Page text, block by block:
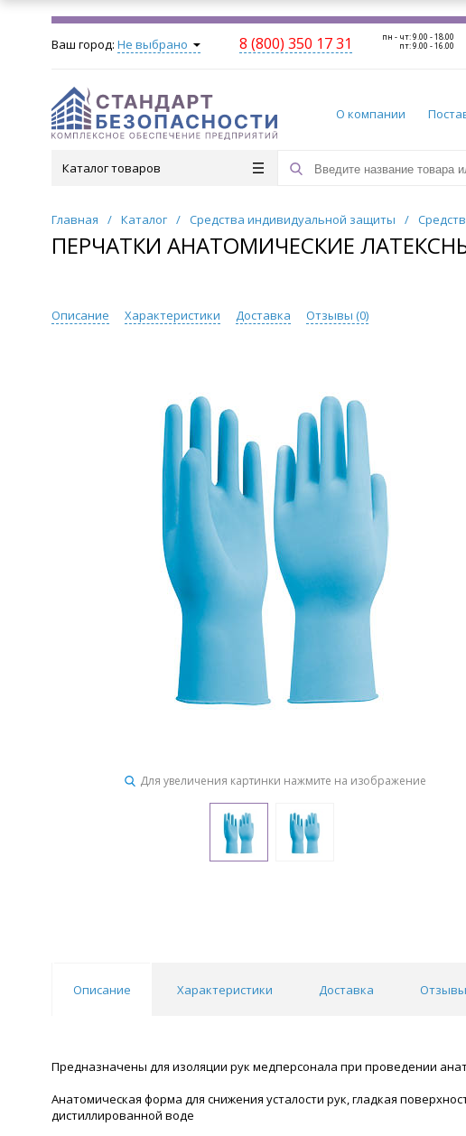
Ваш город: Не выбрано 8 (800) 350 17 31 пн - чт: 9.00 - 18.00
пт: 9.00 - 16.00
О компании
Каталог товаров
Главная / Каталог / Средства индивидуальной защиты /
ПЕРЧАТКИ АНАТОМИЧЕСКИЕ
Описание Характеристики Доставка Отзывы (0)
Для увеличения картинки нажмите на изображение
Описание Характеристики Доставка
Предназначены для изоляции рук медперсонала при проведении
Анатомическая форма для снижения усталости рук, гладкая
дистиллированной воде